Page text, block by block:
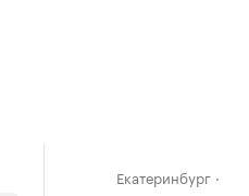
Екатеринбург